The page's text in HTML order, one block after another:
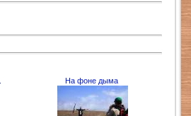
На фоне дыма